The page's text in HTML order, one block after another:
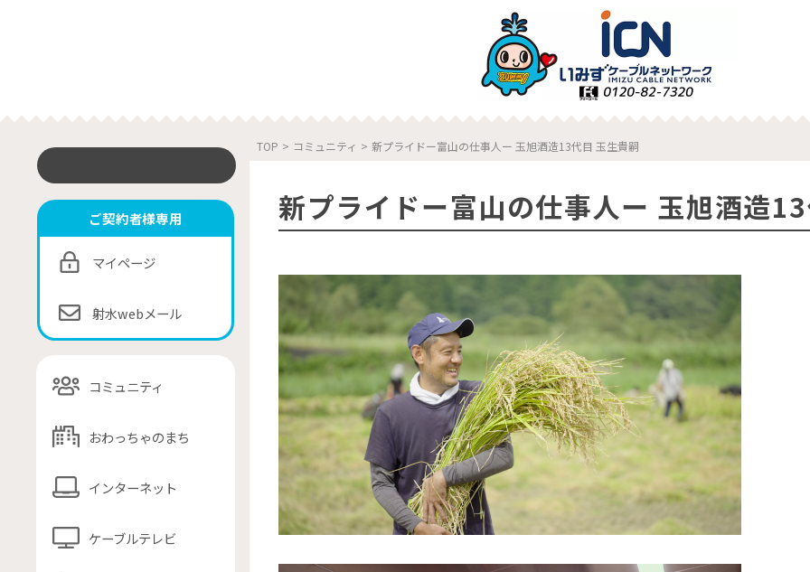
ご契約者様専用
マイページ
射水webメール
コミュニティ
おわっちゃのまち
インターネット
ケーブルテレビ
TOP > コミュニティ > 新プライドー富山の仕事人ー 玉旭酒造13代目 玉生貴嗣
新プライドー富山の仕事人ー 玉旭酒造